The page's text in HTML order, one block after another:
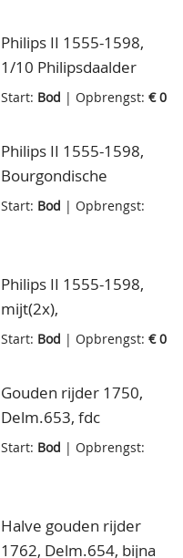
Philips II 1555-1598,
1/10 Philipsdaalder
1572, ruim fraai,
Start: Bod | Opbrengst: € 0
Philips II 1555-1598,
Bourgondische
Kruisrijksdaalder 1584,
prachtig
Start: Bod | Opbrengst:
Philips II 1555-1598,
mijt(2x),
vdCh.XXVIII.44, zeer
Start: Bod | Opbrengst: € 0
Gouden rijder 1750,
Delm.653, fdc
Start: Bod | Opbrengst:
Halve gouden rijder
1762, Delm.654, bijna